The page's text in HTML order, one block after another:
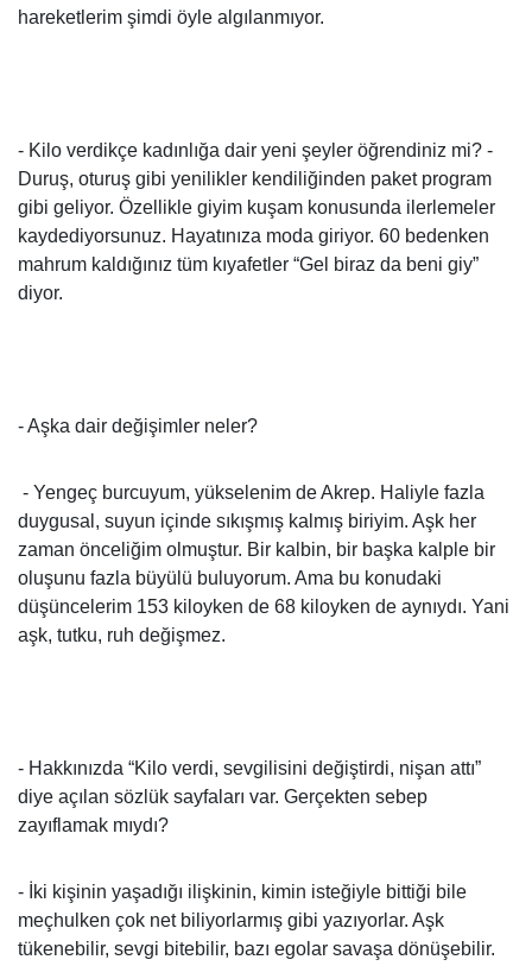
hareketlerim şimdi öyle algılanmıyor.
- Kilo verdikçe kadınlığa dair yeni şeyler öğrendiniz mi? -
Duruş, oturuş gibi yenilikler kendiliğinden paket program
gibi geliyor. Özellikle giyim kuşam konusunda ilerlemeler
kaydediyorsunuz. Hayatınıza moda giriyor. 60 bedenken
mahrum kaldığınız tüm kıyafetler “Gel biraz da beni giy”
diyor.
- Aşka dair değişimler neler?
- Yengeç burcuyum, yükselenim de Akrep. Haliyle fazla
duygusal, suyun içinde sıkışmış kalmış biriyim. Aşk her
zaman önceliğim olmuştur. Bir kalbin, bir başka kalple bir
oluşunu fazla büyülü buluyorum. Ama bu konudaki
düşüncelerim 153 kiloyken de 68 kiloyken de aynıydı. Yani
aşk, tutku, ruh değişmez.
- Hakkınızda “Kilo verdi, sevgilisini değiştirdi, nişan attı”
diye açılan sözlük sayfaları var. Gerçekten sebep
zayıflamak mıydı?
- İki kişinin yaşadığı ilişkinin, kimin isteğiyle bittiği bile
meçhulken çok net biliyorlarmış gibi yazıyorlar. Aşk
tükenebilir, sevgi bitebilir, bazı egolar savaşa dönüşebilir.